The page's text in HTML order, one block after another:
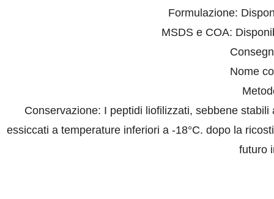
Formulazione:
MSDS e COA:
Nome
Conservazione: I peptidi liofilizzati, sebbene
essiccati a temperature inferiori a -18°C. dopo la
futuro